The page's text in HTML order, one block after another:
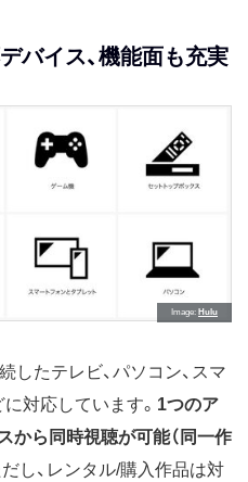
バイス、機能面も充実
Image Hulu
したテレビ、パソコン、スマ
対応しています。 1つのア
から同時視聴が可能（同一作
し、レンタル/購入作品は対